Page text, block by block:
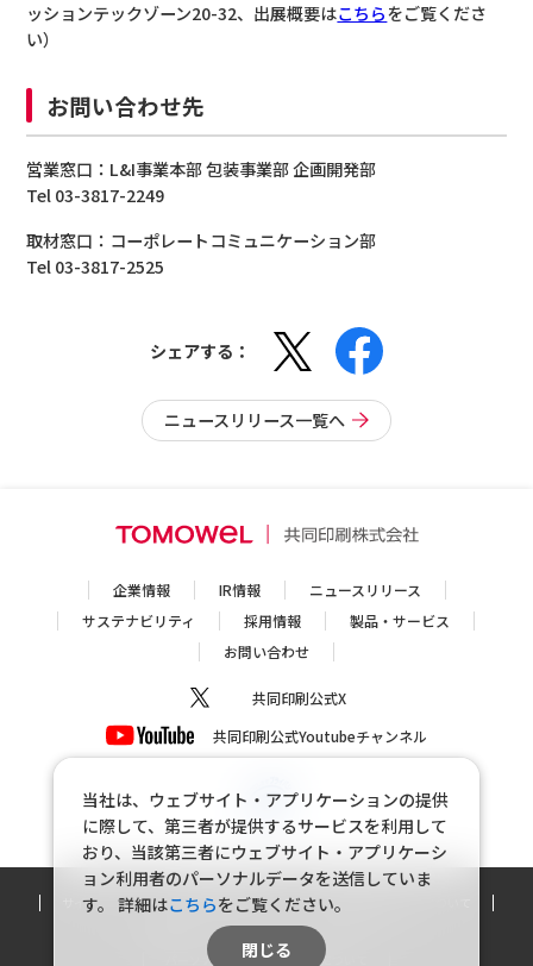
ッションテックゾーン20-32、出展概要はこちらをご覧くださ
い）
お問い合わせ先
営業窓口：L&I事業本部 包装事業部 企画開発部
Tel 03-3817-2249
取材窓口：コーポレートコミュニケーション部
Tel 03-3817-2525
シェアする：
ニュースリリース一覧へ
企業情報 IR情報
ニュースリリース
サステナビリティ
採用情報
製品・サービス
お問い合わせ
共同印刷公式X
共同印刷公式Youtubeチャンネル
サイトマップ 個人情報保護方針
個人情報の取り扱いについて
ソーシャルメディアポリシー
パーソナルデータの外部送信について
当社は、ウェブサイト・アプリケーションの提供
に際して、第三者が提供するサービスを利用して
おり、当該第三者にウェブサイト・アプリケーシ
ョン利用者のパーソナルデータを送信していま
す。 詳細はこちらをご覧ください。
閉じる